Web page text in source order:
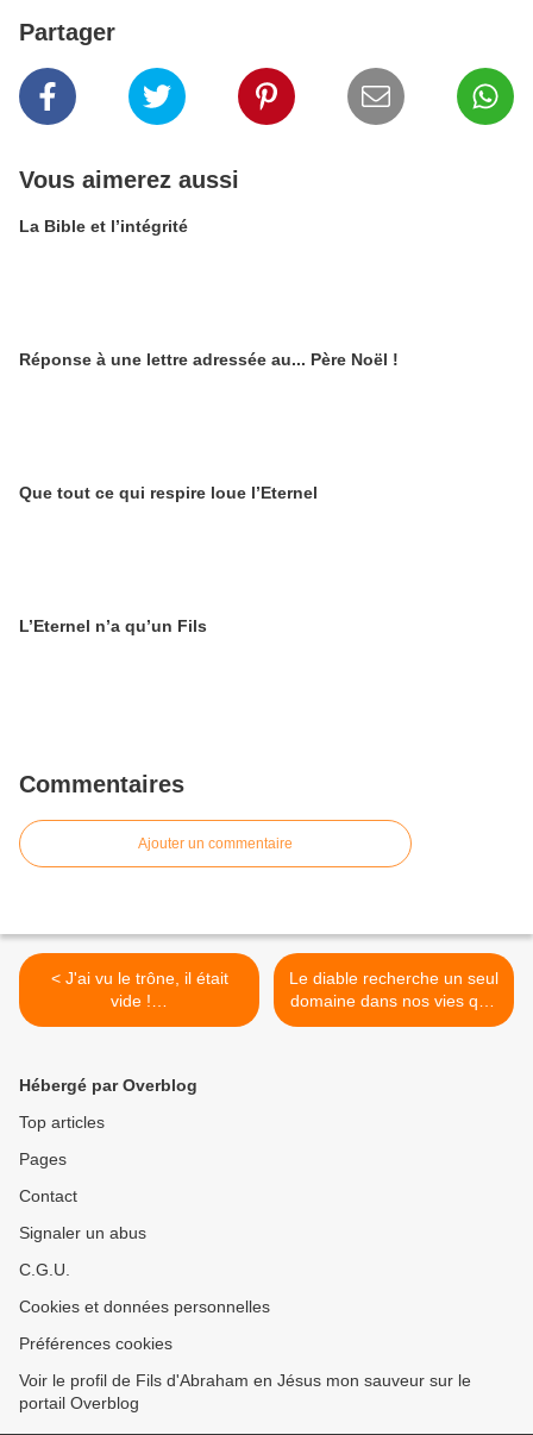
Partager
Vous aimerez aussi
La Bible et l’intégrité
Réponse à une lettre adressée au... Père Noël !
Que tout ce qui respire loue l’Eternel
L’Eternel n’a qu’un Fils
Commentaires
Ajouter un commentaire
< J'ai vu le trône, il était
vide !…
Le diable recherche un seul
domaine dans nos vies que
nous n'avons pas soumis à
Hébergé par Overblog
Top articles
Pages
Contact
Signaler un abus
C.G.U.
Cookies et données personnelles
Préférences cookies
Voir le profil de Fils d'Abraham en Jésus mon sauveur sur le
portail Overblog